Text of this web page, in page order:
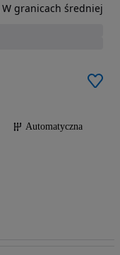
Automatyczna
W granicach średniej